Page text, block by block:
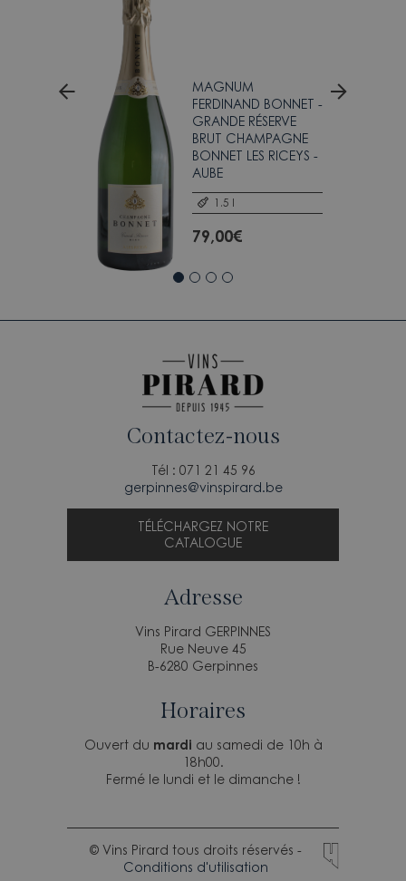
MAGNUM
FERDINAND BONNET -
GRANDE RÉSERVE
BRUT CHAMPAGNE
BONNET LES RICEYS -
AUBE
1.5 l
79,00€
Contactez-nous
Tél : 071 21 45 96
gerpinnes@vinspirard.be
TÉLÉCHARGEZ NOTRE
CATALOGUE
Adresse
Vins Pirard GERPINNES
Rue Neuve 45
B-6280 Gerpinnes
Horaires
Ouvert du mardi au samedi de 10h à
18h00.
Fermé le lundi et le dimanche !
© Vins Pirard tous droits réservés -
Conditions d'utilisation